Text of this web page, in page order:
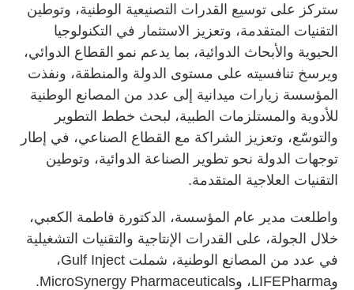
ستركز على توسيع القدرات التصنيعية الوطنية، وتوطين
التقنيات المتقدمة، وتعزيز الاستثمار في التكنولوجيا
الحيوية والأبحاث الدوائية، بما يدعم نمو القطاع الدوائي،
ويرسخ تنافسيته على مستوى الدولة والمنطقة، ونفذت
المؤسسة زيارات ميدانية إلى عدد من المصانع الوطنية
للأدوية والمستلزمات الطبية، لبحث خطط التطوير
والتوسّع، وتعزيز الشراكة مع القطاع الصناعي، في إطار
توجهات الدولة نحو تطوير الصناعة الدوائية، وتوطين
التقنيات العلاجية المتقدمة.
واطلعت مدير عام المؤسسة، الدكتورة فاطمة الكعبي،
خلال الجولة، على القدرات الإنتاجية والتقنيات التشغيلية
في عدد من المصانع الوطنية، شملت Gulf Inject،
وLIFEPharma، وMicroSynergy Pharmaceuticals.